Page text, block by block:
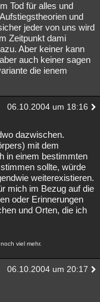
Tod für alles und
und
jeder von uns wird
Zeitpunkt dami
Aber keiner kann
auch keiner sagen
die ienem
06.10.2004 um 18:16
dazwischen.
mit dem
in einem bestimmten
sollte, würde
weiterexistieren.
mich im Bezug auf die
oder Erinnerungen
und Orten, die ich
viel mehr.
06.10.2004 um 20:17